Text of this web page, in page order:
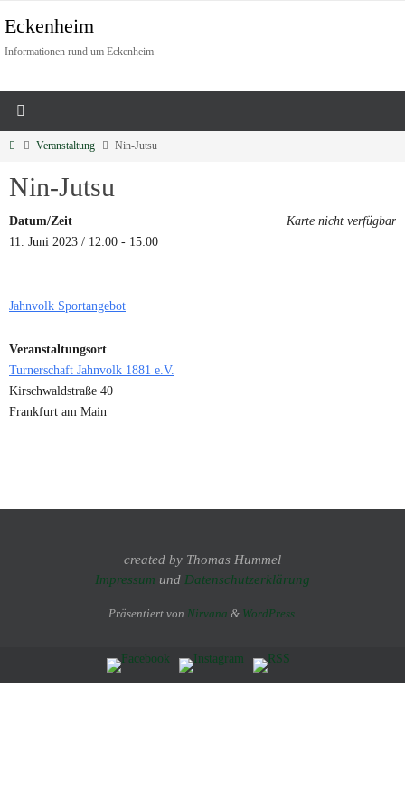
Eckenheim
Informationen rund um Eckenheim
Veranstaltung Nin-Jutsu
Nin-Jutsu
Karte nicht verfügbar
Datum/Zeit
11. Juni 2023 / 12:00 - 15:00
Jahnvolk Sportangebot
Veranstaltungsort
Turnerschaft Jahnvolk 1881 e.V.
Kirschwaldstraße 40
Frankfurt am Main
created by Thomas Hummel
Impressum und Datenschutzerklärung
Präsentiert von Nirvana & WordPress.